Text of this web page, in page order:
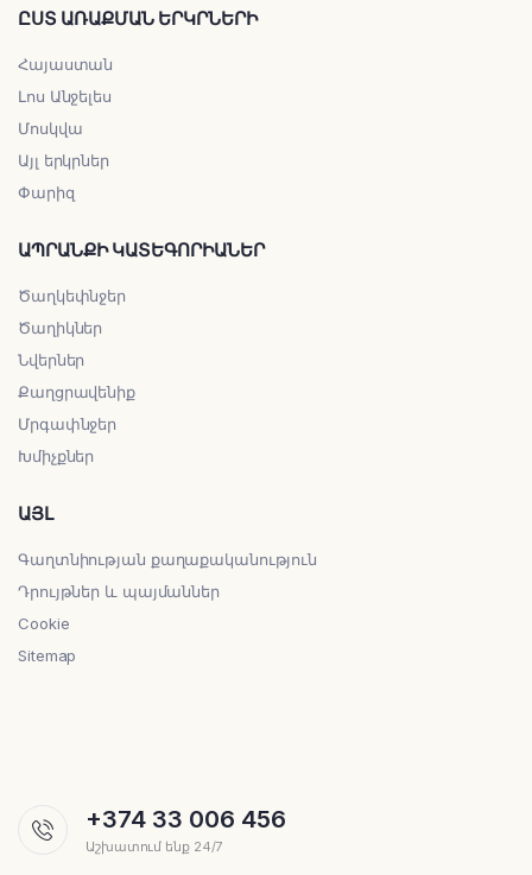
ԸՍՏ ԱՌԱՔՄԱՆ ԵՐԿՐՆԵՐԻ
Հայաստան
Լոս Անջելես
Մոսկվա
Այլ երկրներ
Փարիզ
ԱՊՐԱՆՔԻ ԿԱՏԵԳՈՐԻԱՆԵՐ
Ծաղկեփնջեր
Ծաղիկներ
Նվերներ
Քաղցրավենիք
Մրգափնջեր
Խմիչքներ
ԱՅԼ
Գաղտնիության քաղաքականություն
Դրույթներ և պայմաններ
Cookie
Sitemap
+374 33 006 456
Աշխատում ենք 24/7